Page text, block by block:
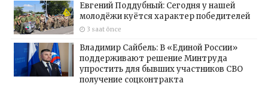
Евгений Поддубный: Сегодня у нашей
молодёжи куётся характер победителей
3 saat önce
Владимир Сайбель: В «Единой России»
поддерживают решение Минтруда
упростить для бывших участников СВО
получение соцконтракта